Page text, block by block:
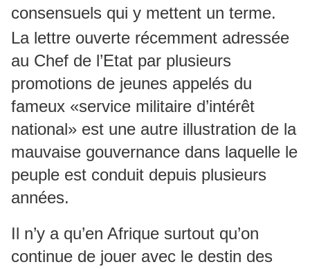
consensuels qui y mettent un terme.
La lettre ouverte récemment adressée
au Chef de l’Etat par plusieurs
promotions de jeunes appelés du
fameux «service militaire d’intérêt
national» est une autre illustration de la
mauvaise gouvernance dans laquelle le
peuple est conduit depuis plusieurs
années.
Il n’y a qu’en Afrique surtout qu’on
continue de jouer avec le destin des